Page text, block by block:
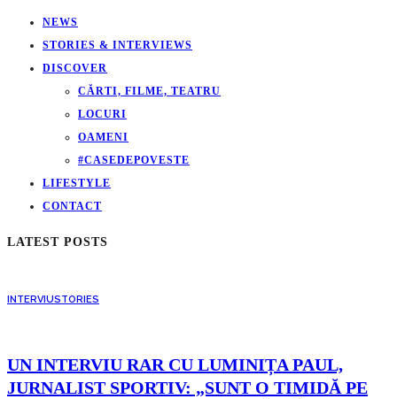
NEWS
STORIES & INTERVIEWS
DISCOVER
CĂRTI, FILME, TEATRU
LOCURI
OAMENI
#CASEDEPOVESTE
LIFESTYLE
CONTACT
LATEST POSTS
INTERVIUSTORIES
UN INTERVIU RAR CU LUMINIȚA PAUL,
JURNALIST SPORTIV: „SUNT O TIMIDĂ PE